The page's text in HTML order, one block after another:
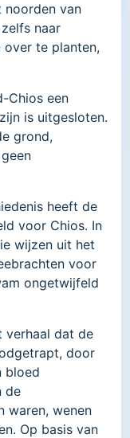
noorden van
naar
over te planten,
Chios een
is uitgesloten.
grond,
heeft de
voor Chios. In
wijzen uit het
voor
ongetwijfeld
verhaal dat de
door
bloed
de
waren, wenen
Op basis van